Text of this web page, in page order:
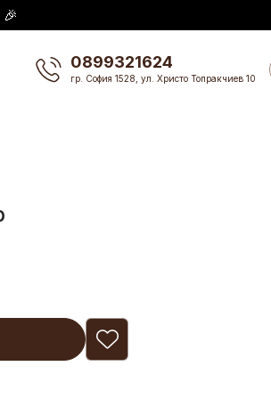
0899321624
гр. София 1528, ул. Христо Топракчиев 10